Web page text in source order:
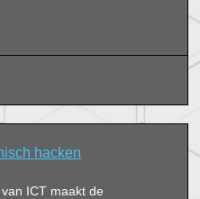
hacken
ICT maakt de